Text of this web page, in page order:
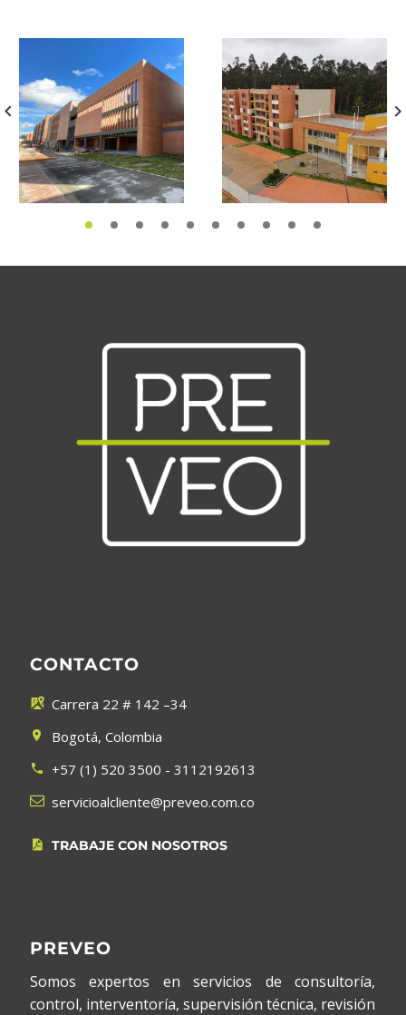
CONTACTO

 Carrera 22 # 142 –34

 Bogotá, Colombia

 +57 (1) 520 3500 - 3112192613

 servicioalcliente@preveo.com.co

 TRABAJE CON NOSOTROS
PREVEO
Somos expertos en servicios de consultoría,
control, interventoría, supervisión técnica, revisión